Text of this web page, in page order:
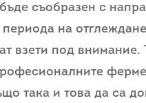
съобразен с
на
взети под внимание.
така и това да са